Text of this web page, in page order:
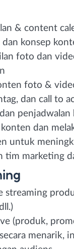
& content
konsep
foto dan
foto &
dan call to
penjadwalan
dan
untuk
tim marketing
streaming
(produk,
menarik,